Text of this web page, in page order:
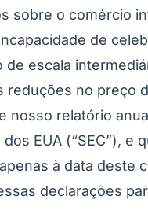
sobre o comércio
de
escala
no preço
relatório
EUA (“SEC”), e
à data deste
declarações